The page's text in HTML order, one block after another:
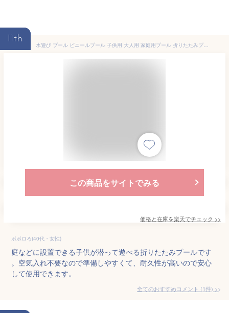
11th
水遊び プール ビニールプール 子供用 大人用 家庭用プール 折りたたみプール ボールプール キッズプール プールバック おまけ付き 折り畳みプール インテックス フレームプール 加厚 深い 空気入り不要 庭プール ベビープール 多種サイズ 大型 中型
この商品をサイトでみる
価格と在庫を楽天でチェック >>
ポポロろ(40代・女性)
庭などに設置できる子供が潜って遊べる折りたたみプールです
。空気入れ不要なので準備しやすくて、耐久性が高いので安心
して使用できます。
全てのおすすめコメント (1件) >